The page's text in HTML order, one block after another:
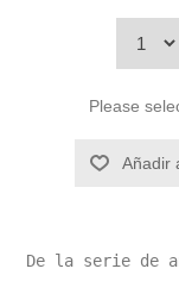
Please
Añadir
De la serie de